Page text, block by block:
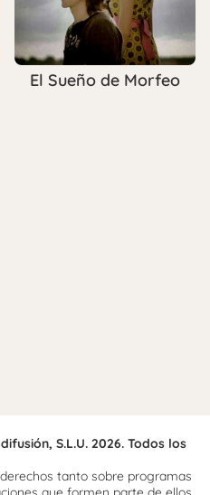
El Sueño de Morfeo
S.L.U. 2026. Todos los
tanto sobre programas